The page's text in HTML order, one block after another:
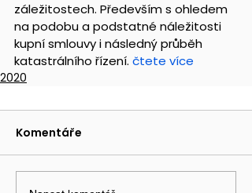
záležitostech. Především s ohledem
na podobu a podstatné náležitosti
kupní smlouvy i následný průběh
katastrálního řízení. čtete více
2020
Komentáře